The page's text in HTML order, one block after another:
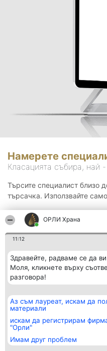
ОРЛИ Храна
11:12
Здравейте, радваме се да
Моля, кликнете върху
разговора!
Аз съм лауреат, искам да
материали
искам да регистрирам
"Орли"
Имам друг проблем
Намерете
Класацията събира, най
Търсите специалист близо
търсачка. Използвайте
Организатор на
класиране
BulevardulAleea Timișul De
Sus Nr. 2, Bl. A30, Sc. A, Et.
4, Ap. 13
București 53-238